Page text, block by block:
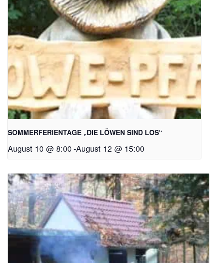
SOMMERFERIENTAGE „DIE LÖWEN SIND LOS“
August 10 @ 8:00-August 12 @ 15:00